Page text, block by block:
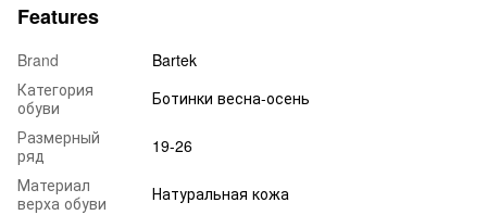
Features
Brand
Bartek
Категория
обуви
Ботинки весна-осень
Размерный
ряд
19-26
Материал
верха обуви
Натуральная кожа